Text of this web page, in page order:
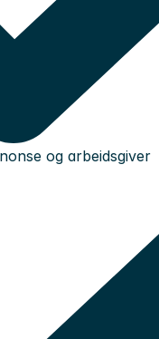
og arbeidsgiver